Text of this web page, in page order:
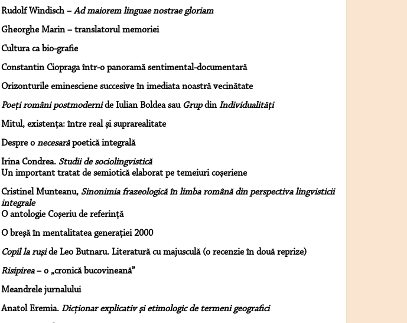
Rudolf Windisch –Ad maiorem linguae nostrae gloriam
Gheorghe Marin – translatorul memoriei
Cultura ca bio-grafie
Constantin Ciopraga într-o panoramă sentimental-documentară
Orizonturile eminesciene succesive în imediata noastră vecinătate
Poeţi români postmodernide Iulian Boldea sau GrupdinIndividualităţi
Mitul, existenţa: între real şi suprarealitate
Despre o necesarăpoetică integrală
Irina Condrea. Studii de sociolingvistică
Un important tratat de semiotică elaborat pe temeiuri coşeriene
Cristinel Munteanu, Sinonimia frazeologică în limba română din perspectiva lingvisticii
integrale
O antologie Coşeriu de referinţă
O breşă în mentalitatea generaţiei 2000
Copil la ruşide Leo Butnaru. Literatură cu majusculă (o recenzie în două reprize)
Risipirea– o „cronică bucovineană”
Meandrele jurnalului
Anatol Eremia. Dicţionar explicativ şi etimologic de termeni geografici